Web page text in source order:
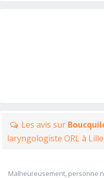
Les avis sur
laryngologiste ORL à Lille
Malheureusement, personne